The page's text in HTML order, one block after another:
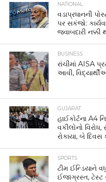
NATIONAL
વડાપ્રધાનની
પર સકંજો:
જવાબદારી નક્કી
BUSINESS
રાંચીમાં AISA
આવી,
GUJARAT
હાઈકોર્ટના
વકીલોનો વિરોધ,
રોકાયા, બે
SPORTS
ટીમ ઈન્ડિયાને
ઈજાગ્રસ્ત, ટેસ્ટ